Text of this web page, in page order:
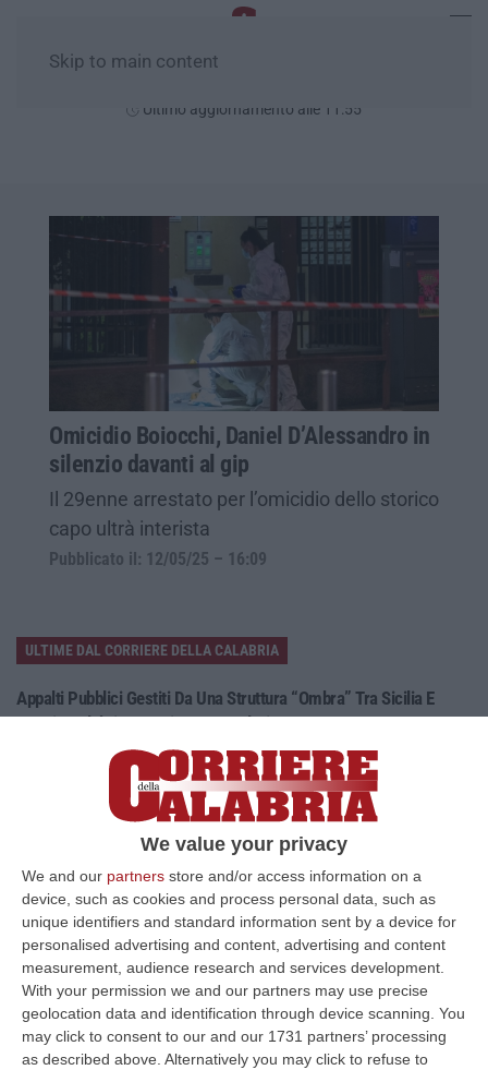
We value your privacy
We and our partners store and/or access information on a
device, such as cookies and process personal data, such as
unique identifiers and standard information sent by a device for
personalised advertising and content, advertising and content
measurement, audience research and services development.
With your permission we and our partners may use precise
geolocation data and identification through device scanning. You
may click to consent to our and our 1731 partners’ processing
as described above. Alternatively you may click to refuse to
Skip to main content
Ultimo aggiornamento alle 11:55
Omicidio Boiocchi, Daniel D’Alessandro in
silenzio davanti al gip
Il 29enne arrestato per l’omicidio dello storico
capo ultrà interista
Pubblicato il: 12/05/25 – 16:09
ULTIME DAL CORRIERE DELLA CALABRIA
Appalti Pubblici Gestiti Da Una Struttura “ombra” Tra Sicilia E
Reggio Calabria: 12 Misure Cautelari
“REGGIO CALABRIA Una struttura aziendale “ombra”, diretta occultamente
da un imprenditore condannato in via definitiva per concorso esterno…
06 Agosto, 11:55
Reggio Calabria, Due Poliziotti Fuori Servizio Salvano Una Donna
Colta Da Un Malore In Spiaggia
“REGGIO CALABRIA Nei giorni scorsi, due poliziotti del Commissariato di
Pubblica Sicurezza di Gioia Tauro, liberi dal servizio, sono interve…
06 Agosto, 11:52
Musica In Lutto, Morto A 86 Anni Il Cantautore Francesco Guccini
“È morto Francesco Guccini, uno dei più grandi cantautori italiani. Il
“Maestrone” si è spento questa mattina a Pavana, sull’Appennino tosco…